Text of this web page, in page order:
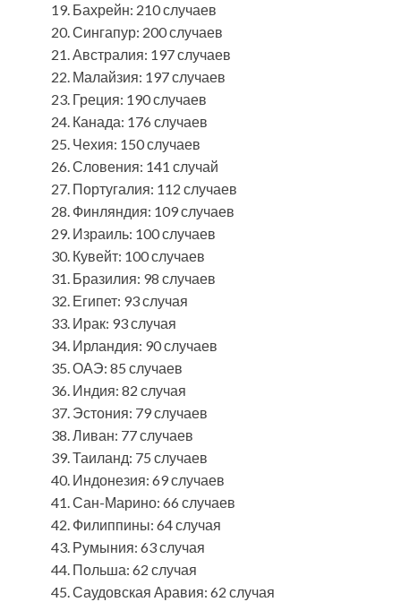
Бахрейн: 210 случаев
Сингапур: 200 случаев
Австралия: 197 случаев
Малайзия: 197 случаев
Греция: 190 случаев
Канада: 176 случаев
Чехия: 150 случаев
Словения: 141 случай
Португалия: 112 случаев
Финляндия: 109 случаев
Израиль: 100 случаев
Кувейт: 100 случаев
Бразилия: 98 случаев
Египет: 93 случая
Ирак: 93 случая
Ирландия: 90 случаев
ОАЭ: 85 случаев
Индия: 82 случая
Эстония: 79 случаев
Ливан: 77 случаев
Таиланд: 75 случаев
Индонезия: 69 случаев
Сан-Марино: 66 случаев
Филиппины: 64 случая
Румыния: 63 случая
Польша: 62 случая
Саудовская Аравия: 62 случая